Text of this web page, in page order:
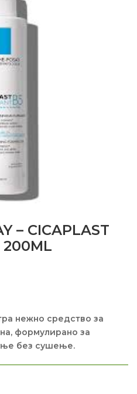
– CICAPLAST
200ML
нежно средство за
формулирано за
без сушење.